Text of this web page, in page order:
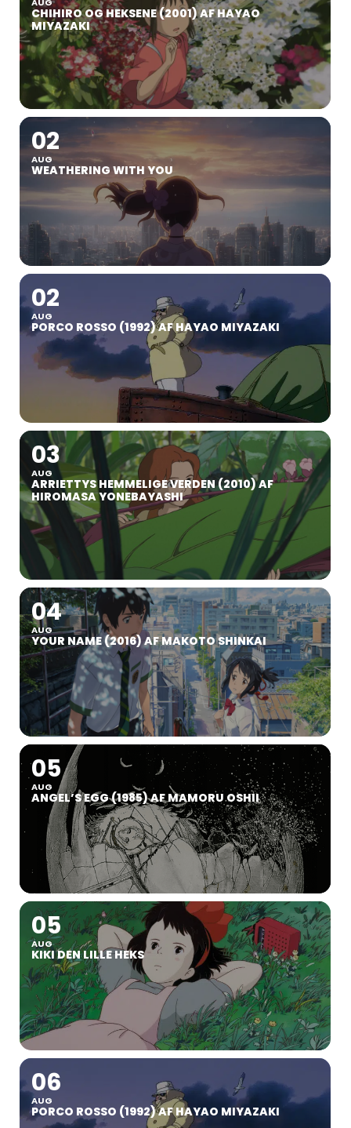
AUG
CHIHIRO OG HEKSENE (2001) AF HAYAO
MIYAZAKI
02
AUG
WEATHERING WITH YOU
02
AUG
PORCO ROSSO (1992) AF HAYAO MIYAZAKI
03
AUG
ARRIETTYS HEMMELIGE VERDEN (2010) AF
HIROMASA YONEBAYASHI
04
AUG
YOUR NAME (2016) AF MAKOTO SHINKAI
05
AUG
ANGEL’S EGG (1985) AF MAMORU OSHII
05
AUG
KIKI DEN LILLE HEKS
06
AUG
PORCO ROSSO (1992) AF HAYAO MIYAZAKI